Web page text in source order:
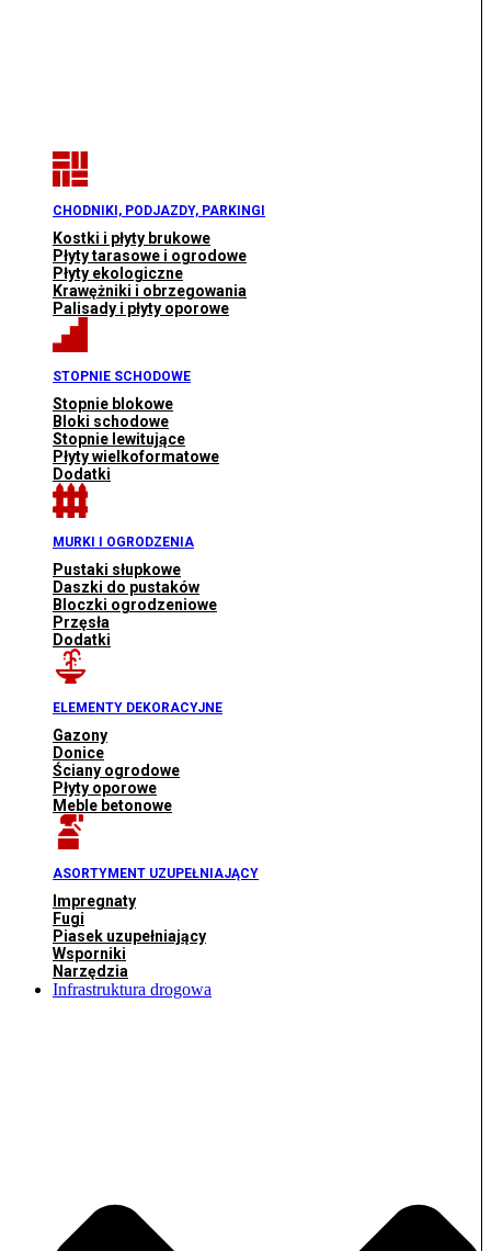
CHODNIKI, PODJAZDY, PARKINGI
Kostki i płyty brukowe
Płyty tarasowe i ogrodowe
Płyty ekologiczne
Krawężniki i obrzegowania
Palisady i płyty oporowe
STOPNIE SCHODOWE
Stopnie blokowe
Bloki schodowe
Stopnie lewitujące
Płyty wielkoformatowe
Dodatki
MURKI I OGRODZENIA
Pustaki słupkowe
Daszki do pustaków
Bloczki ogrodzeniowe
Przęsła
Dodatki
ELEMENTY DEKORACYJNE
Gazony
Donice
Ściany ogrodowe
Płyty oporowe
Meble betonowe
ASORTYMENT UZUPEŁNIAJĄCY
Impregnaty
Fugi
Piasek uzupełniający
Wsporniki
Narzędzia
Infrastruktura drogowa